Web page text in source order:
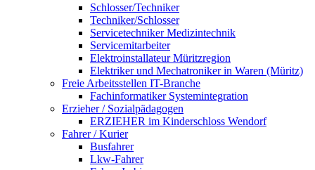
Schlosser/Techniker
Techniker/Schlosser
Servicetechniker Medizintechnik
Servicemitarbeiter
Elektroinstallateur Müritzregion
Elektriker und Mechatroniker in Waren (Müritz)
Freie Arbeitsstellen IT-Branche
Fachinformatiker Systemintegration
Erzieher / Sozialpädagogen
ERZIEHER im Kinderschloss Wendorf
Fahrer / Kurier
Busfahrer
Lkw-Fahrer